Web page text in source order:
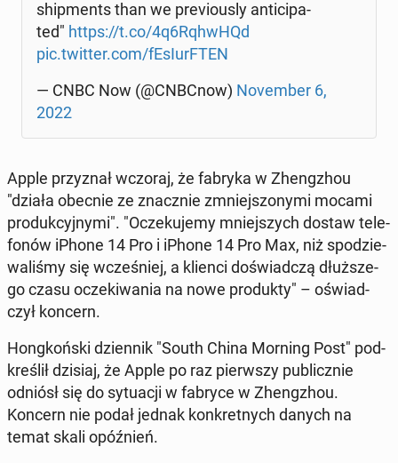
ship­ments than we pre­vio­usly an­ti­ci­pa­
ted" https://t.co/4q6RqhwHQd
pic.twitter.com/fE­sIur­FTEN
— CNBC Now (@CNBCnow) No­vem­ber 6,
2022
Apple przy­znał wczoraj, że fabryka w Zheng­zhou
"działa obecnie ze znacz­nie zmniej­szo­ny­mi mocami
pro­duk­cyj­ny­mi". "Ocze­ku­je­my mniej­szych dostaw te­le­
fo­nów iPhone 14 Pro i iPhone 14 Pro Max, niż spo­dzie­
wa­li­śmy się wcze­śniej, a klienci do­świad­czą dłuż­sze­
go czasu ocze­ki­wa­nia na nowe pro­duk­ty" – oświad­
czył koncern.
Hong­koń­ski dzien­nik "South China Morning Post" pod­
kre­ślił dzisiaj, że Apple po raz pierw­szy pu­blicz­nie
odniósł się do sy­tu­acji w fabryce w Zheng­zhou.
Koncern nie podał jednak kon­kret­nych danych na
temat skali opóź­nień.